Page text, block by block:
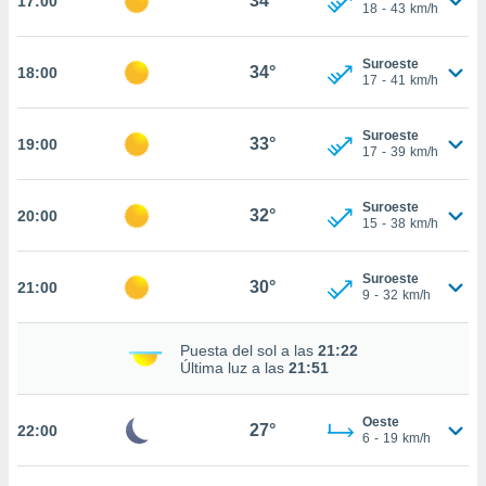
el sitio
o
aunque
acceder a
abono
18 - 43 km/h
18:00 34°
Suroeste
17 - 41 km/h
19:00 33°
Suroeste
17 - 39 km/h
20:00 32°
Suroeste
15 - 38 km/h
21:00 30°
Suroeste
9 - 32 km/h
Puesta del sol a las 21:22
Última luz a las 21:51
22:00 27°
Oeste
6 - 19 km/h